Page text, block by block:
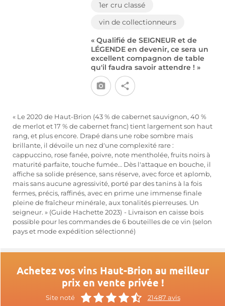
1er cru classé
vin de collectionneurs
« Qualifié de SEIGNEUR et de
LÉGENDE en devenir, ce sera un
excellent compagnon de table
qu'il faudra savoir attendre ! »
« Le 2020 de Haut-Brion (43 % de cabernet sauvignon, 40 %
de merlot et 17 % de cabernet franc) tient largement son haut
rang, et plus encore. Drapé dans une robe sombre mais
brillante, il dévoile un nez d'une complexité rare :
cappuccino, rose fanée, poivre, note mentholée, fruits noirs à
maturité parfaite, touche fumée… Dès l'attaque en bouche, il
affiche sa solide présence, sans réserve, avec force et aplomb,
mais sans aucune agressivité, porté par des tanins à la fois
fermes, précis, raffinés, avec en prime une immense finale
pleine de fraîcheur minérale, aux tonalités pierreuses. Un
seigneur. » (Guide Hachette 2023) - Livraison en caisse bois
possible pour les commandes de 6 bouteilles de ce vin (selon
pays et mode expédition sélectionné)
Achetez vos vins Haut-Brion au meilleur
prix en vente privée !
Site noté 21487 avis